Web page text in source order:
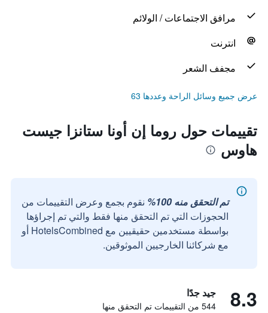
مرافق الاجتماعات / الولائم
انترنت
مجفف الشعر
عرض جميع وسائل الراحة وعددها 63
تقييمات حول روما إن أونا ستانزا جيست
هاوس
تم التحقق منه 100%
نقوم بجمع وعرض التقييمات من
الحجوزات التي تم التحقق منها فقط والتي تم إجراؤها
بواسطة مستخدمين حقيقيين مع HotelsCombined أو
مع شركائنا الخارجيين الموثوقين.
8.3 جيد جدًا
544 من التقييمات تم التحقق منها